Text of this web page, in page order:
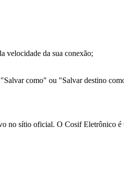
velocidade da sua conexão;
como" ou "Salvar destino
no sítio oficial. O Cosif Eletrônico